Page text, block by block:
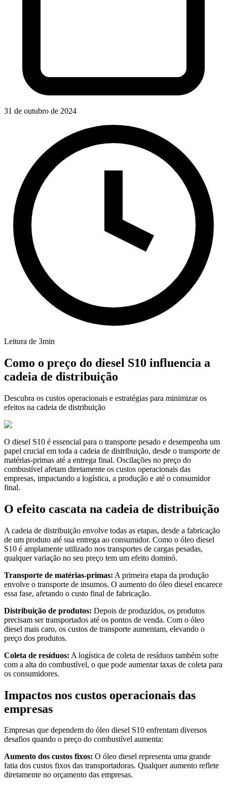
31 de outubro de 2024
Leitura de 3min
Como o preço do diesel S10 influencia a
cadeia de distribuição
Descubra os custos operacionais e estratégias para minimizar os
efeitos na cadeia de distribuição
O diesel S10 é essencial para o transporte pesado e desempenha um
papel crucial em toda a cadeia de distribuição, desde o transporte de
matérias-primas até a entrega final. Oscilações no preço do
combustível afetam diretamente os custos operacionais das
empresas, impactando a logística, a produção e até o consumidor
final.
O efeito cascata na cadeia de distribuição
A cadeia de distribuição envolve todas as etapas, desde a fabricação
de um produto até sua entrega ao consumidor. Como o óleo diesel
S10 é amplamente utilizado nos transportes de cargas pesadas,
qualquer variação no seu preço tem um efeito dominó.
Transporte de matérias-primas: A primeira etapa da produção
envolve o transporte de insumos. O aumento do óleo diesel encarece
essa fase, afetando o custo final de fabricação.
Distribuição de produtos: Depois de produzidos, os produtos
precisam ser transportados até os pontos de venda. Com o óleo
diesel mais caro, os custos de transporte aumentam, elevando o
preço dos produtos.
Coleta de resíduos: A logística de coleta de resíduos também sofre
com a alta do combustível, o que pode aumentar taxas de coleta para
os consumidores.
Impactos nos custos operacionais das
empresas
Empresas que dependem do óleo diesel S10 enfrentam diversos
desafios quando o preço do combustível aumenta:
Aumento dos custos fixos: O óleo diesel representa uma grande
fatia dos custos fixos das transportadoras. Qualquer aumento reflete
diretamente no orçamento das empresas.